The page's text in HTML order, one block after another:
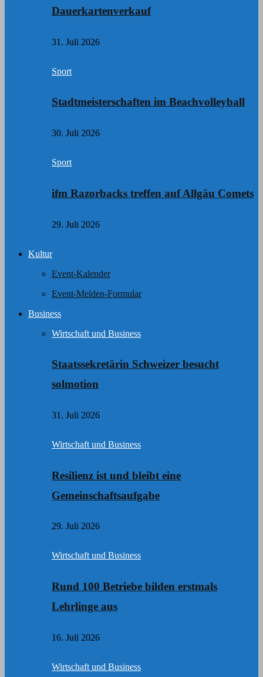
Dauerkartenverkauf
31. Juli 2026
Sport
Stadtmeisterschaften im Beachvolleyball
30. Juli 2026
Sport
ifm Razorbacks treffen auf Allgäu Comets
29. Juli 2026
Kultur
Event-Kalender
Event-Melden-Formular
Business
Wirtschaft und Business
Staatssekretärin Schweizer besucht
solmotion
31. Juli 2026
Wirtschaft und Business
Resilienz ist und bleibt eine
Gemeinschaftsaufgabe
29. Juli 2026
Wirtschaft und Business
Rund 100 Betriebe bilden erstmals
Lehrlinge aus
16. Juli 2026
Wirtschaft und Business